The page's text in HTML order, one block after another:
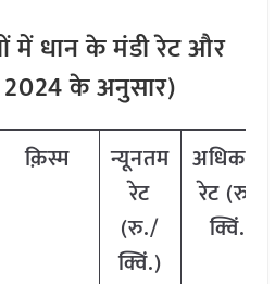
में धान के मंडी रेट और
2024के अनुसार)
क़िस्म
न्यूनतम
रेट
(रु./
क्विं.)
अधिकतम
रेट (रु./
क्विं.)